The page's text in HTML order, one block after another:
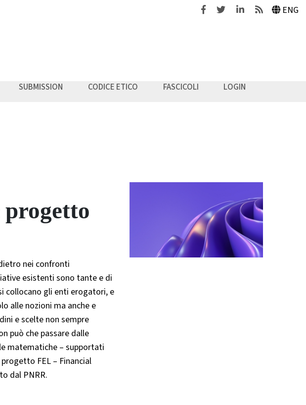
FacebookTwitterLinkedinFeeds ENG
SUBMISSION CODICE ETICO FASCICOLI
LOGIN
nei confronti
esistenti sono tante e di
collocano gli enti erogatori, e
alle nozioni ma anche e
e scelte non sempre
può che passare dalle
matematiche – supportati
FEL – Financial
dal PNRR.